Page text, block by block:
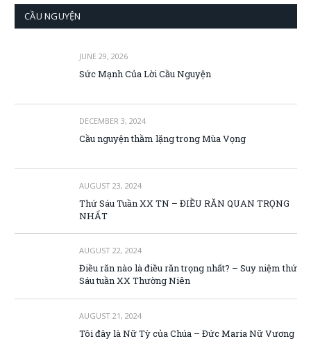
CẦU NGUYỆN
JUNE 29, 2026
Sức Mạnh Của Lời Cầu Nguyện
DECEMBER 3, 2024
Cầu nguyện thầm lặng trong Mùa Vọng
AUGUST 23, 2024
Thứ Sáu Tuần XX TN – ĐIỀU RĂN QUAN TRỌNG
NHẤT
AUGUST 22, 2024
Điều răn nào là điều răn trọng nhất? – Suy niệm thứ
Sáu tuần XX Thường Niên
AUGUST 21, 2024
Tôi đây là Nữ Tỳ của Chúa – Đức Maria Nữ Vương